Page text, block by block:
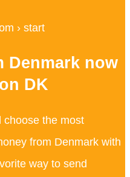
› start
Denmark now
DK
choose the most
from Denmark with
way to send